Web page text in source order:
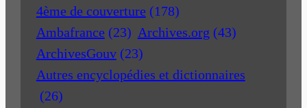
4ème de couverture (178)
Ambafrance (23) Archives.org (43)
ArchivesGouv (23)
Autres encyclopédies et dictionnaires
(26)